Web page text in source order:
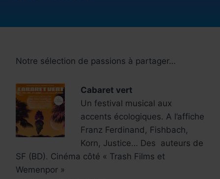
Notre sélection de passions à partager…
Cabaret vert
Un festival musical aux
accents écologiques. A l’affiche
Franz Ferdinand, Fishbach,
Korn, Justice… Des auteurs de
SF (BD). Cinéma côté « Trash Films et
Wemenpor »